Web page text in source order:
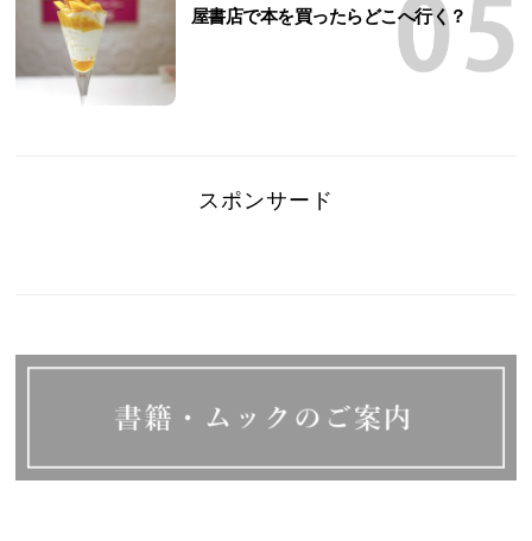
屋書店で本を買ったらどこへ行く？
スポンサード